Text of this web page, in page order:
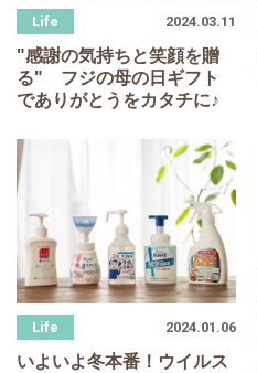
"感謝の気持ちと笑顔を贈
る" フジの母の日ギフト
でありがとうをカタチに♪
2024.03.11
いよいよ冬本番！ウイルス
2024.01.06